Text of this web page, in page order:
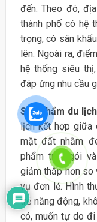
đến. Theo đó,
thành phố có hệ
trọng, có sân
lên. Ngoài ra,
hệ thống siêu
đáp ứng nhu cầu
Sản phẩm du
lịch kết hợp giữa
mặt đất nhằm
phẩm trọn gói
giảm thấp hơn so
vụ đơn lẻ. Hình
trẻ năng động,
có, muốn tự do